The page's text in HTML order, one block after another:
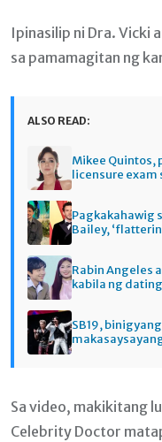
Ipinasilip ni Dra. Vicki
sa pamamagitan ng
ALSO READ:
Mikee Quintos,
licensure exam
Pagkakahawig
Bailey,
Rabin Angeles
kabila ng
SB19,
Sa video, makikitang
Celebrity Doctor